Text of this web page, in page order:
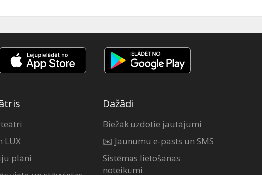
LUX
plāni
Dažādi
Biežāk uzdotie jautājumi
✉️ Jaunumu e-pasts un SMS
Sistēmas lietošanas
noteikumi